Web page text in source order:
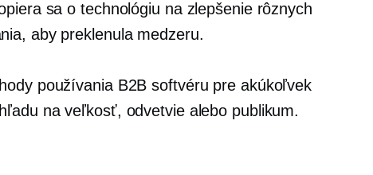
sa o technológiu na zlepšenie rôznych
aby preklenula medzeru.
používania B2B softvéru pre akúkoľvek
na veľkosť, odvetvie alebo publikum.